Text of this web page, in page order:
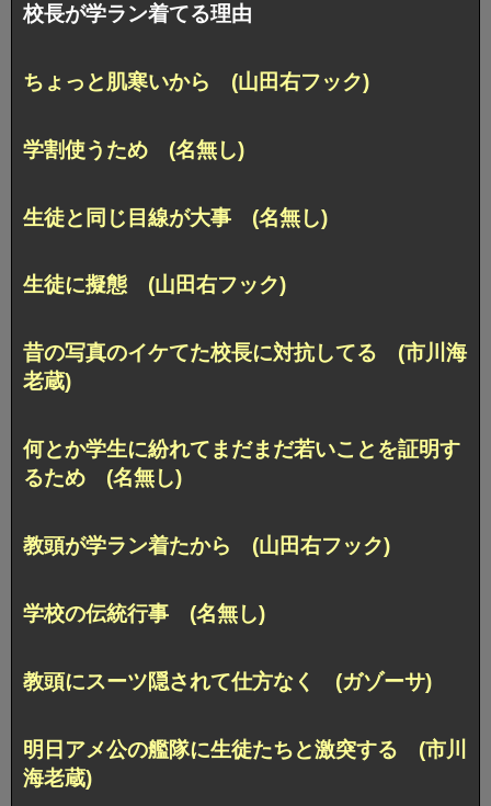
校長が学ラン着てる理由
ちょっと肌寒いから (山田右フック)
学割使うため (名無し)
生徒と同じ目線が大事 (名無し)
生徒に擬態 (山田右フック)
昔の写真のイケてた校長に対抗してる (市川海
老蔵)
何とか学生に紛れてまだまだ若いことを証明す
るため (名無し)
教頭が学ラン着たから (山田右フック)
学校の伝統行事 (名無し)
教頭にスーツ隠されて仕方なく (ガゾーサ)
明日アメ公の艦隊に生徒たちと激突する (市川
海老蔵)